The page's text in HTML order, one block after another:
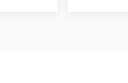
País de